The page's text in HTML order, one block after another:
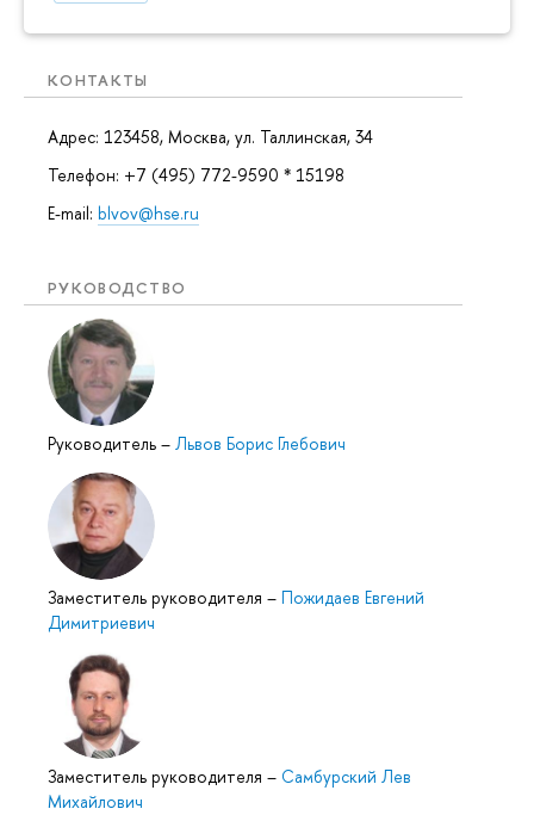
КОНТАКТЫ
Адрес: 123458, Москва, ул. Таллинская, 34
Телефон: +7 (495) 772-9590 * 15198
E-mail: blvov@hse.ru
РУКОВОДСТВО
Руководитель – Львов Борис Глебович
Заместитель руководителя – Пожидаев Евгений
Димитриевич
Заместитель руководителя – Самбурский Лев
Михайлович